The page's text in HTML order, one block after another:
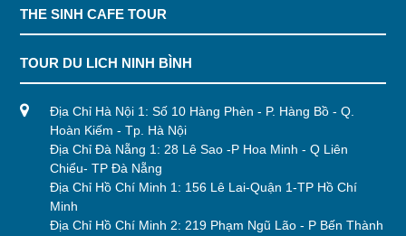
THE SINH CAFE TOUR
TOUR DU LICH NINH BÌNH
Địa Chỉ Hà Nội 1: Số 10 Hàng Phèn - P. Hàng Bồ - Q.
Hoàn Kiếm - Tp. Hà Nội
Địa Chỉ Đà Nẵng 1: 28 Lê Sao -P Hoa Minh - Q Liên
Chiểu- TP Đà Nẵng
Địa Chỉ Hồ Chí Minh 1: 156 Lê Lai-Quận 1-TP Hồ Chí
Minh
Địa Chỉ Hồ Chí Minh 2: 219 Phạm Ngũ Lão - P Bến Thành